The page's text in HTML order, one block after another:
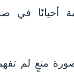
أحيانًا في
منعٍ لم